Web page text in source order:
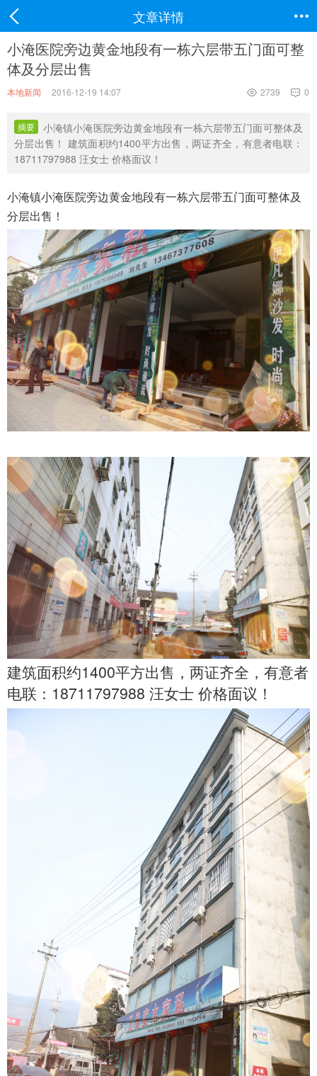
文章详情 
小淹医院旁边黄金地段有一栋六层带五门面可整
体及分层出售
本地新闻 2016-12-19 14:07  2739  0
摘要
小淹镇小淹医院旁边黄金地段有一栋六层带五门面可整体及
分层出售！ 建筑面积约1400平方出售，两证齐全，有意者电联：
18711797988 汪女士 价格面议！
小淹镇小淹医院旁边黄金地段有一栋六层带五门面可整体及
分层出售！
建筑面积约1400平方出售，两证齐全，有意者
电联： 18711797988 汪女士 价格面议！